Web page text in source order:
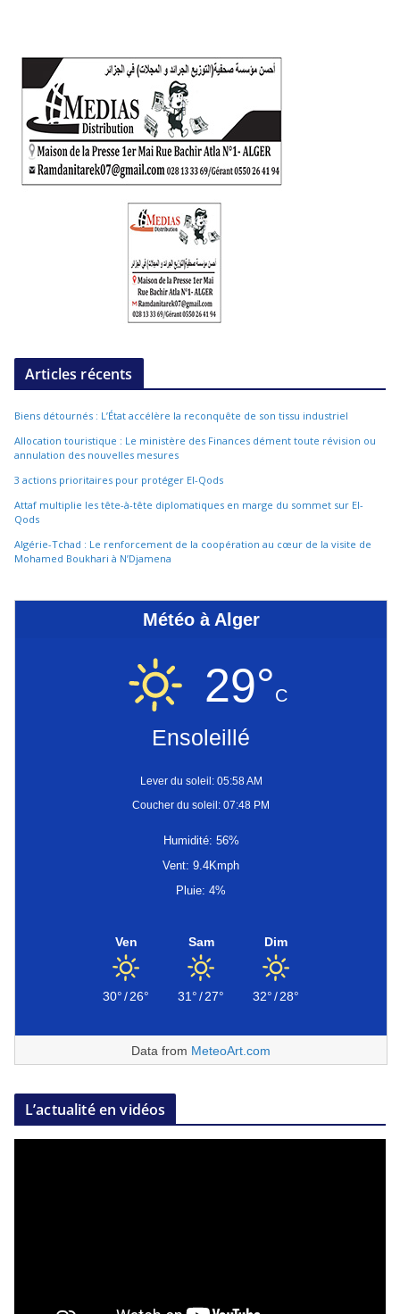
Articles récents
Biens détournés : L’État accélère la reconquête de son tissu industriel
Allocation touristique : Le ministère des Finances dément toute révision ou
annulation des nouvelles mesures
3 actions prioritaires pour protéger El-Qods
Attaf multiplie les tête-à-tête diplomatiques en marge du sommet sur El-
Qods
Algérie-Tchad : Le renforcement de la coopération au cœur de la visite de
Mohamed Boukhari à N’Djamena
Météo à Alger
29°C
Ensoleillé
Lever du soleil: 05:58 AM
Coucher du soleil: 07:48 PM
Humidité: 56%
Vent: 9.4Kmph
Pluie: 4%
Ven
30°/26°
Sam
31°/27°
Dim
32°/28°
Data from MeteoArt.com
L’actualité en vidéos